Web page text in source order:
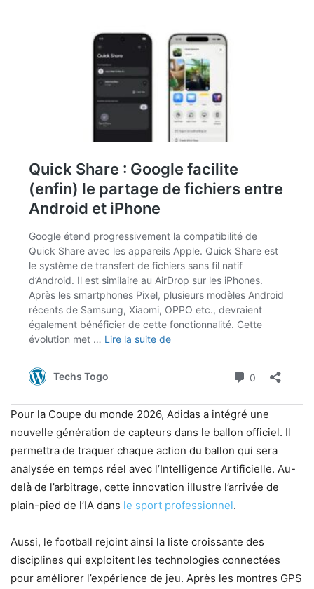
Pour la Coupe du monde 2026, Adidas a intégré une
nouvelle génération de capteurs dans le ballon officiel. Il
permettra de traquer chaque action du ballon qui sera
analysée en temps réel avec l’Intelligence Artificielle. Au-
delà de l’arbitrage, cette innovation illustre l’arrivée de
plain-pied de l’IA dans le sport professionnel.
Aussi, le football rejoint ainsi la liste croissante des
disciplines qui exploitent les technologies connectées
pour améliorer l’expérience de jeu. Après les montres GPS